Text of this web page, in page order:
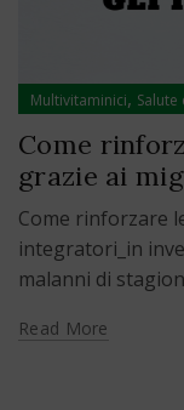
Multivitaminici, Salute
Come
grazie ai
Come rinforzare
integratori_in
malanni di
Read More